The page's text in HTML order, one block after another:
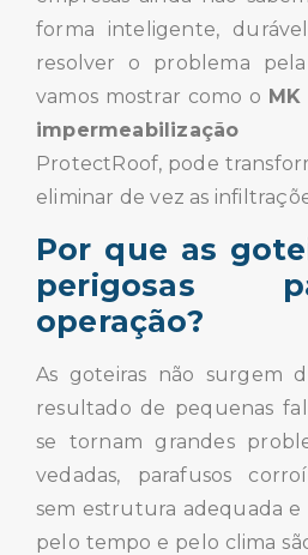
forma inteligente,
resolver o problema
vamos mostrar como o
impermeabilização
ProtectRoof, pode
eliminar de vez as
Por que as
perigosas
operação?
As goteiras não surgem
resultado de pequenas
se tornam grandes
vedadas, parafusos
sem estrutura adequada e
pelo tempo e pelo clima